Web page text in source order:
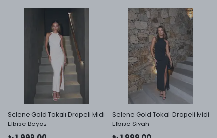
Selene Gold Tokalı Drapeli Midi
Elbise Beyaz
Selene Gold Tokalı Drapeli Midi
Elbise Siyah